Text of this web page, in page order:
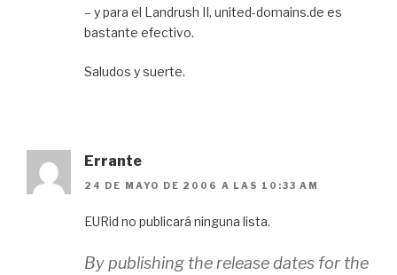
– y para el Landrush II, united-domains.de es
bastante efectivo.
Saludos y suerte.
Errante
24 DE MAYO DE 2006 A LAS 10:33 AM
EURid no publicará ninguna lista.
By publishing the release dates for the